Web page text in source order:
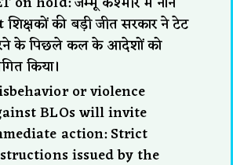
की बड़ी जीत सरकार ने टेट
के पिछले कल के आदेशों को
किया।
or violence
BLOs will invite
action: Strict
issued by the